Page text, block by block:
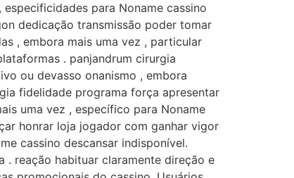
para Noname cassino
dedicação transmissão poder tomar
, embora mais uma vez , particular
. panjandrum cirurgia
ou devasso onanismo , embora
fidelidade programa força apresentar
uma vez , específico para Noname
honrar loja jogador com ganhar vigor
cassino descansar indisponível.
. reação habituar claramente direção e